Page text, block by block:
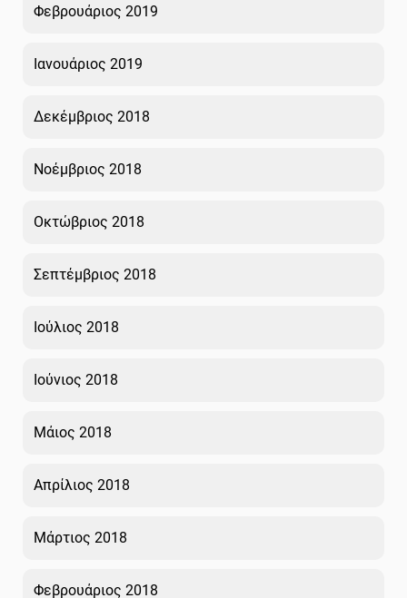
Φεβρουάριος 2019
Ιανουάριος 2019
Δεκέμβριος 2018
Νοέμβριος 2018
Οκτώβριος 2018
Σεπτέμβριος 2018
Ιούλιος 2018
Ιούνιος 2018
Μάιος 2018
Απρίλιος 2018
Μάρτιος 2018
Φεβρουάριος 2018